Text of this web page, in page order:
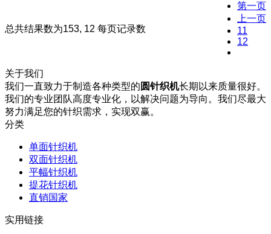
总共结果数为153, 12 每页记录数
第一页
上一页
11
12
关于我们
我们一直致力于制造各种类型的 圆针织机长期以来质量很好。
我们的专业团队高度专业化，以解决问题为导向。我们尽最大
努力满足您的针织需求，实现双赢。
分类
单面针织机
双面针织机
平幅针织机
提花针织机
直销国家
实用链接